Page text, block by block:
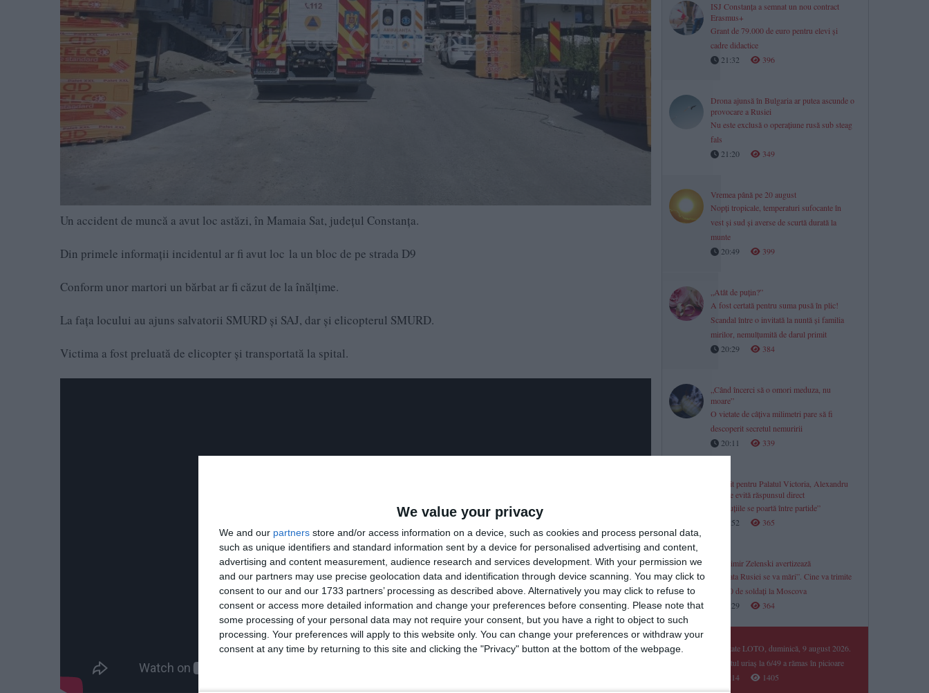
We value your privacy
We and our partners store and/or access information on a device, such as cookies and process personal data,
such as unique identifiers and standard information sent by a device for personalised advertising and content,
advertising and content measurement, audience research and services development. With your permission we
and our partners may use precise geolocation data and identification through device scanning. You may click to
consent to our and our 1733 partners’ processing as described above. Alternatively you may click to refuse to
consent or access more detailed information and change your preferences before consenting.
Please note that
some processing of your personal data may not require your consent, but you have a right to object to such
processing. Your preferences will apply to this website only. You can change your preferences or withdraw your
consent at any time by returning to this site and clicking the "Privacy" button at the bottom of the webpage.
Un accident de muncă a avut loc astăzi, în Mamaia Sat, județul Constanța.
Din primele informații incidentul ar fi avut loc la un bloc de pe strada D9
Conform unor martori un bărbat ar fi căzut de la înălțime.
La fața locului au ajuns salvatorii SMURD și SAJ, dar și elicopterul SMURD.
Victima a fost preluată de elicopter și transportată la spital.
ISJ Constanța a semnat un nou contract
Erasmus+
Grant de 79.000 de euro pentru elevi și
cadre didactice
21:32
396
Drona ajunsă în Bulgaria ar putea ascunde o
provocare a Rusiei
Nu este exclusă o operațiune rusă sub steag
fals
21:20
349
Vremea până pe 20 august
Nopți tropicale, temperaturi sufocante în
vest și sud și averse de scurtă durată la
munte
20:49
399
„Atât de puțin?”
A fost certată pentru suma pusă în plic!
Scandal între o invitată la nuntă și familia
mirilor, nemulțumită de darul primit
20:29
384
„Când încerci să o omori meduza, nu
moare”
O vietate de câțiva milimetri pare să fi
descoperit secretul nemuririi
20:11
339
Favorit pentru Palatul Victoria, Alexandru
Nazare evită răspunsul direct
„Discuțiile se poartă între partide”
19:52
365
Volodimir Zelenski avertizează
„Armata Rusiei se va mări”. Cine va trimite
50.000 de soldați la Moscova
19:29
364
Rezultate LOTO, duminică, 9 august 2026.
Reportul uriaș la 6/49 a rămas în picioare
19:14
1405